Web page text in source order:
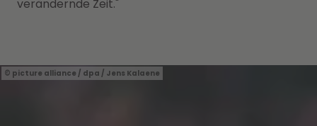
verändernde Zeit."
picture alliance / dpa / Jens Kalaene